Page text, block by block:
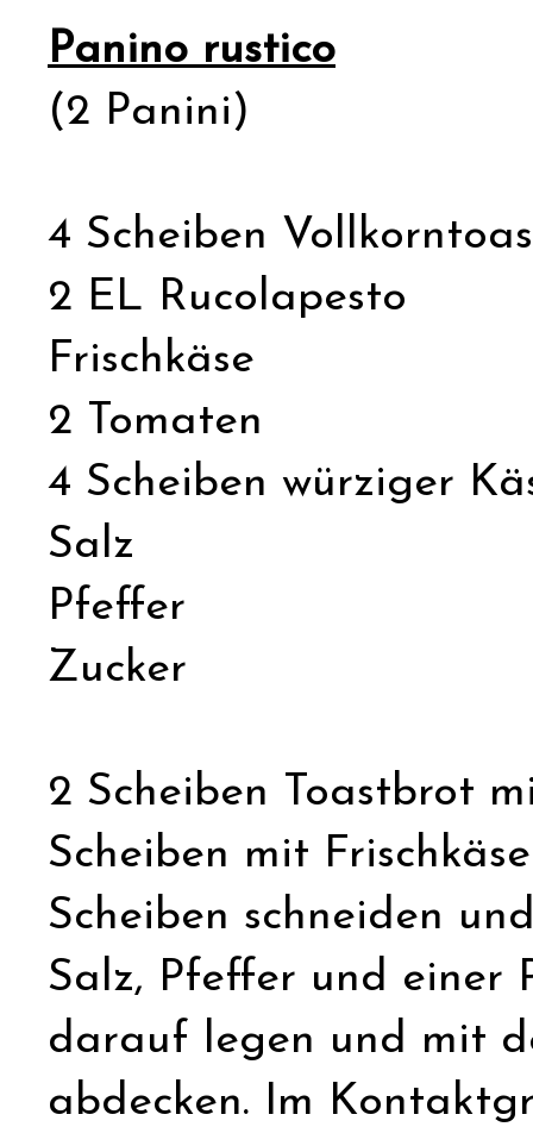
Panino rustico
(2 Panini)
4 Scheiben
2 EL Rucolapesto
Frischkäse
2 Tomaten
4 Scheiben würziger
Salz
Pfeffer
Zucker
2 Scheiben Toastbrot
Scheiben mit
Scheiben schneiden
Salz, Pfeffer und einer
darauf legen und mit
abdecken. Im